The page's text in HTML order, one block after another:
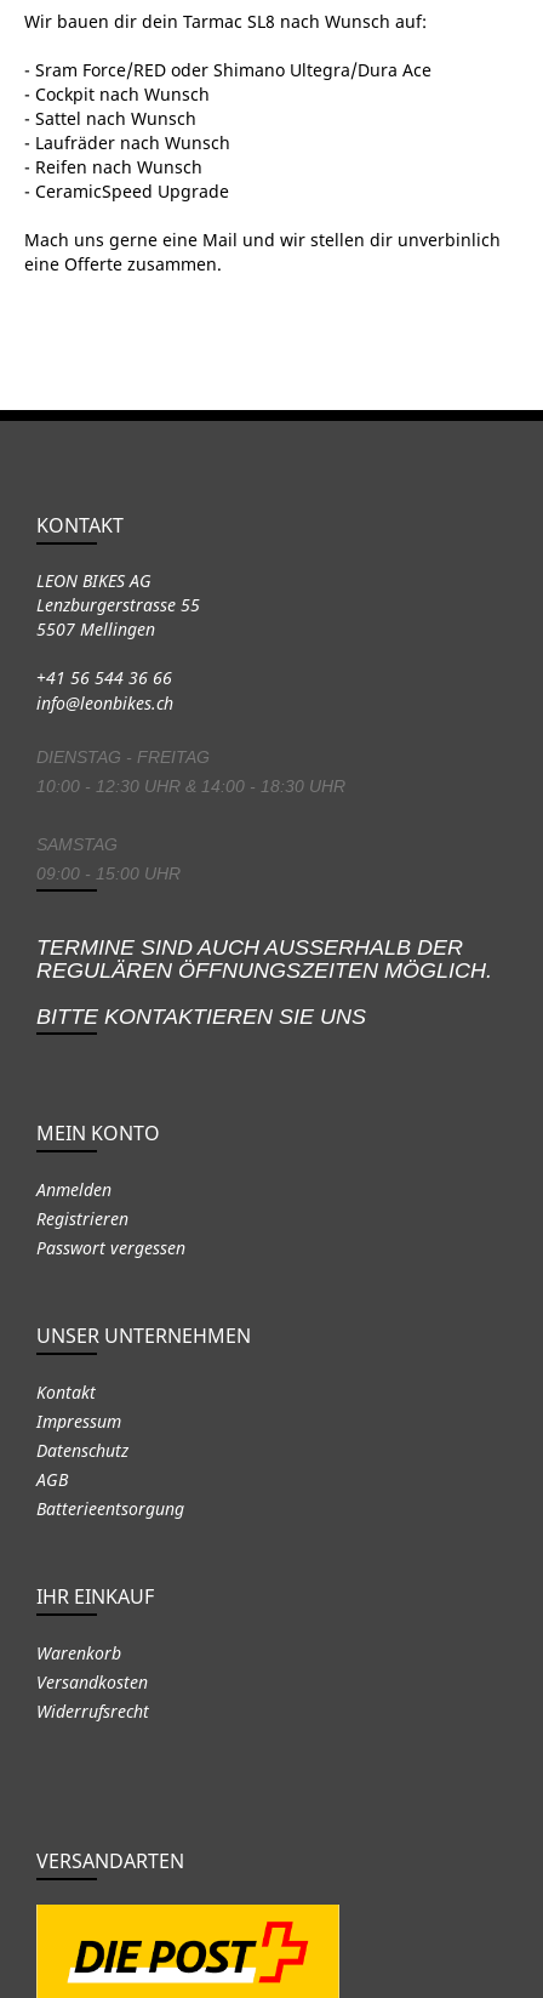
Wir bauen dir dein Tarmac SL8 nach Wunsch auf:
- Sram Force/RED oder Shimano Ultegra/Dura Ace
- Cockpit nach Wunsch
- Sattel nach Wunsch
- Laufräder nach Wunsch
- Reifen nach Wunsch
- CeramicSpeed Upgrade
Mach uns gerne eine Mail und wir stellen dir unverbinlich
eine Offerte zusammen.
KONTAKT
LEON BIKES AG
Lenzburgerstrasse 55
5507 Mellingen
+41 56 544 36 66
info@leonbikes.ch
DIENSTAG - FREITAG
10:00 - 12:30 UHR & 14:00 - 18:30 UHR
SAMSTAG
09:00 - 15:00 UHR
TERMINE SIND AUCH AUSSERHALB DER
REGULÄREN ÖFFNUNGSZEITEN MÖGLICH.
BITTE KONTAKTIEREN SIE UNS
MEIN KONTO
Anmelden
Registrieren
Passwort vergessen
UNSER UNTERNEHMEN
Kontakt
Impressum
Datenschutz
AGB
Batterieentsorgung
IHR EINKAUF
Warenkorb
Versandkosten
Widerrufsrecht
VERSANDARTEN